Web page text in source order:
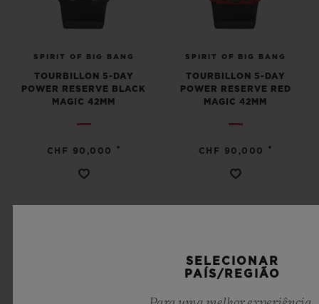
SPIRIT OF BIG BANG
TOURBILLON 5-DAY
POWER RESERVE BLACK
MAGIC 42MM
CHF 90,000 •
SPIRIT OF BIG BANG
TOURBILLON 5-DAY
POWER RESERVE RED
MAGIC 42MM
CHF 90,000 •
SELECIONAR
PAÍS/REGIÃO